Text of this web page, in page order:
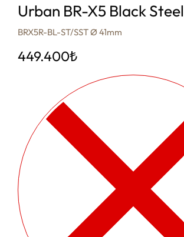
Urban BR-X5 Black Steel
BRX5R-BL-ST/SST Ø 41mm
449.400₺